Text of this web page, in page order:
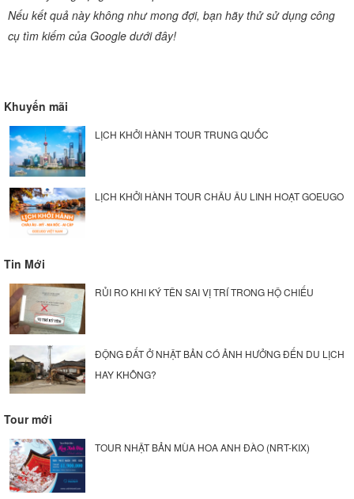
Nếu kết quả này không như mong đợi, bạn hãy thử sử dụng công
cụ tìm kiếm của Google dưới đây!
Khuyến mãi
LỊCH KHỞI HÀNH TOUR TRUNG QUỐC
LỊCH KHỞI HÀNH TOUR CHÂU ÂU LINH HOẠT GOEUGO
Tin Mới
RỦI RO KHI KÝ TÊN SAI VỊ TRÍ TRONG HỘ CHIẾU
ĐỘNG ĐẤT Ở NHẬT BẢN CÓ ẢNH HƯỞNG ĐẾN DU LỊCH
HAY KHÔNG?
Tour mới
TOUR NHẬT BẢN MÙA HOA ANH ĐÀO (NRT-KIX)